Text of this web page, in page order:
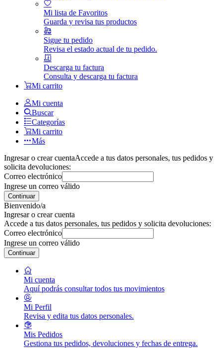
Mi lista de Favoritos
Guarda y revisa tus productos
Sigue tu pedido
Revisa el estado actual de tu pedido.
Descarga tu factura
Consulta y descarga tu factura
Mi carrito
Mi cuenta
Buscar
Categorías
Mi carrito
Más
Ingresar o crear cuentaAccede a tus datos personales, tus pedidos y
solicita devoluciones:
Correo electrónico
Ingrese un correo válido
Continuar
Bienvenido/a
Ingresar o crear cuenta
Accede a tus datos personales, tus pedidos y solicita devoluciones:
Correo electrónico
Ingrese un correo válido
Continuar
Mi cuenta
Aquí podrás consultar todos tus movimientos
Mi Perfil
Revisa y edita tus datos personales.
Mis Pedidos
Gestiona tus pedidos, devoluciones y fechas de entrega.